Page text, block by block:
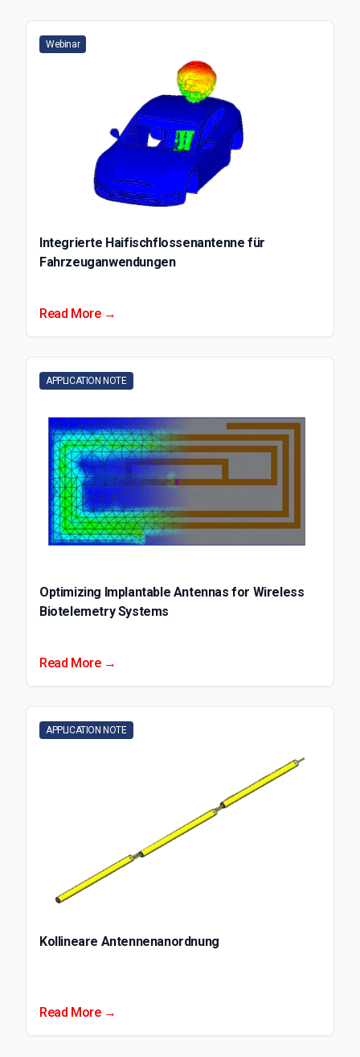
Webinar
Integrierte Haifischflossenantenne für
Fahrzeuganwendungen
Read More →
APPLICATION NOTE
Optimizing Implantable Antennas for Wireless
Biotelemetry Systems
Read More →
APPLICATION NOTE
Kollineare Antennenanordnung
Read More →